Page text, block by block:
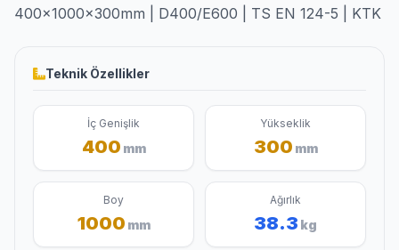
400x1000x300mm | D400/E600 | TS EN 124-5 | KTK
Teknik Özellikler
İç Genişlik
400 mm
Yükseklik
300 mm
Boy
1000 mm
Ağırlık
38.3 kg